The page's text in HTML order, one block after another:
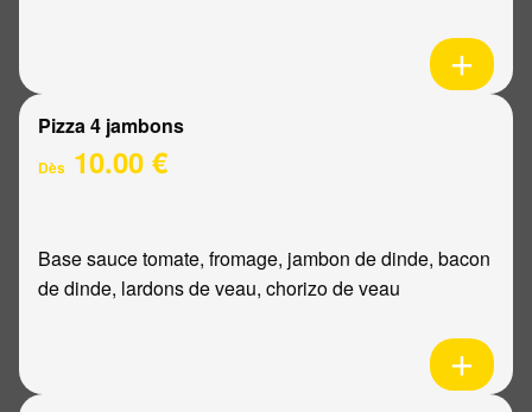
Pizza 4 jambons
Dès 10.00 €
Base sauce tomate, fromage, jambon de dinde, bacon
de dinde, lardons de veau, chorizo de veau